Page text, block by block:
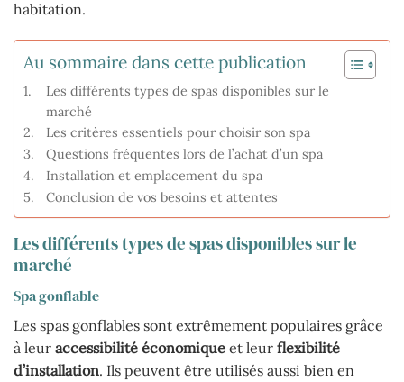
habitation.
Au sommaire dans cette publication
Les différents types de spas disponibles sur le
marché
Les critères essentiels pour choisir son spa
Questions fréquentes lors de l’achat d’un spa
Installation et emplacement du spa
Conclusion de vos besoins et attentes
Les différents types de spas disponibles sur le
marché
Spa gonflable
Les spas gonflables sont extrêmement populaires grâce
à leur accessibilité économique et leur flexibilité
d’installation. Ils peuvent être utilisés aussi bien en